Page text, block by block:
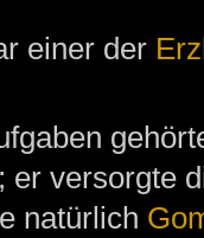
einer der
er versorgte
natürlich